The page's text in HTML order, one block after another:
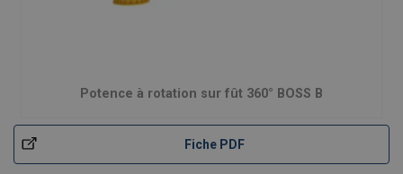
Potence à rotation sur fût 360° BOSS B
Fiche PDF